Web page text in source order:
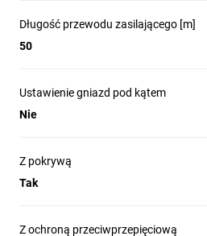
Długość przewodu zasilającego [m]
50
Ustawienie gniazd pod kątem
Nie
Z pokrywą
Tak
Z ochroną przeciwprzepięciową